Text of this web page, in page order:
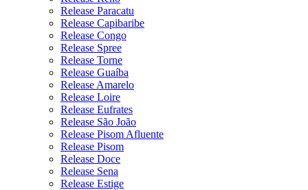
Release Paracatu
Release Capibaribe
Release Congo
Release Spree
Release Torne
Release Guaíba
Release Amarelo
Release Loire
Release Eufrates
Release São João
Release Pisom Afluente
Release Pisom
Release Doce
Release Sena
Release Estige